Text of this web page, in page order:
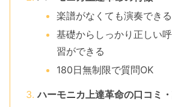
楽譜がなくても演奏でき
基礎からしっかり正しい
習ができる
180日無制限で質問OK
ハーモニカ上達革命の口コミ